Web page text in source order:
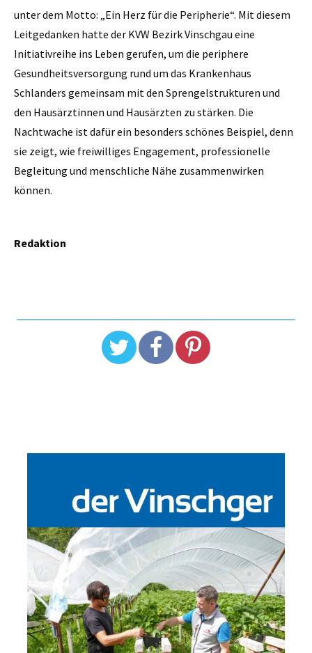
unter dem Motto: „Ein Herz für die Peripherie“. Mit diesem
Leitgedanken hatte der KVW Bezirk Vinschgau eine
Initiativreihe ins Leben gerufen, um die periphere
Gesundheitsversorgung rund um das Krankenhaus
Schlanders gemeinsam mit den Sprengelstrukturen und
den Hausärztinnen und Hausärzten zu stärken. Die
Nachtwache ist dafür ein besonders schönes Beispiel, denn
sie zeigt, wie freiwilliges Engagement, professionelle
Begleitung und menschliche Nähe zusammenwirken
können.
Redaktion